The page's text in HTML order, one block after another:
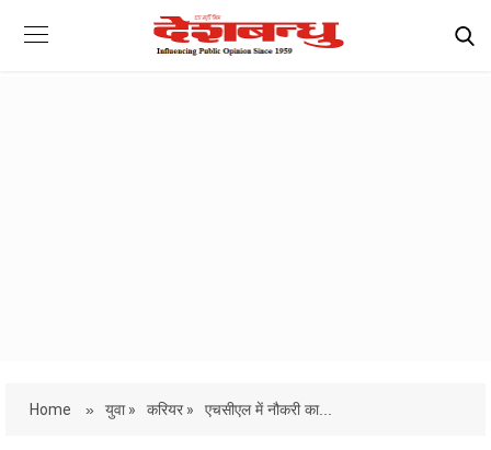
Home » युवा » करियर » एचसीएल में नौकरी का...